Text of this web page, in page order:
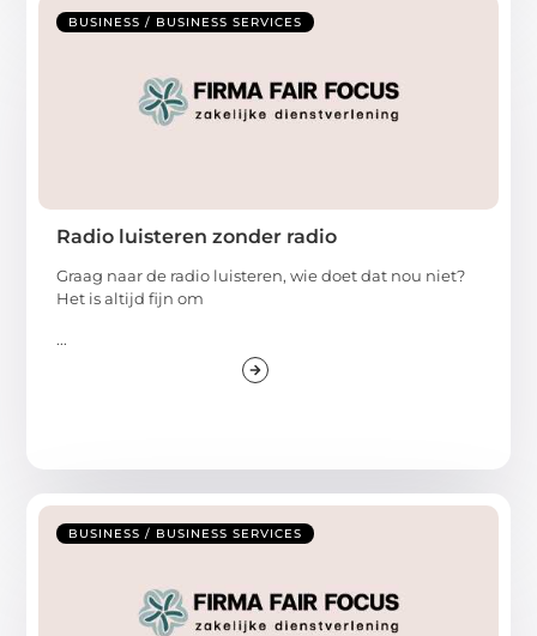
BUSINESS / BUSINESS SERVICES
Radio luisteren zonder radio
Graag naar de radio luisteren, wie doet dat nou niet?
Het is altijd fijn om
...
BUSINESS / BUSINESS SERVICES